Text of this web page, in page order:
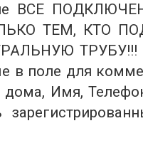
ВСЕ
ТЕМ, КТО
ТРУБУ!!!
в поле для
Имя,